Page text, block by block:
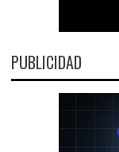
PUBLICIDAD